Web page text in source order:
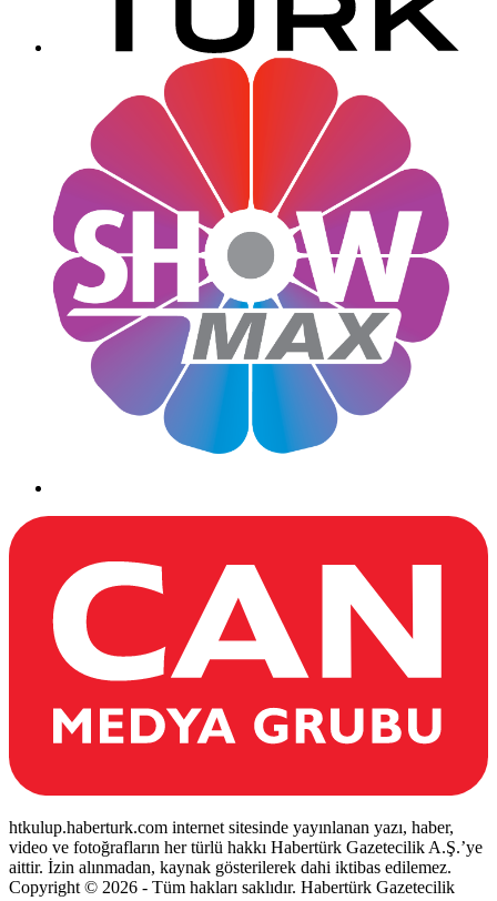
htkulup.haberturk.com internet sitesinde yayınlanan yazı, haber,
video ve fotoğrafların her türlü hakkı Habertürk Gazetecilik A.Ş.’ye
aittir. İzin alınmadan, kaynak gösterilerek dahi iktibas edilemez.
Copyright © 2026 - Tüm hakları saklıdır. Habertürk Gazetecilik